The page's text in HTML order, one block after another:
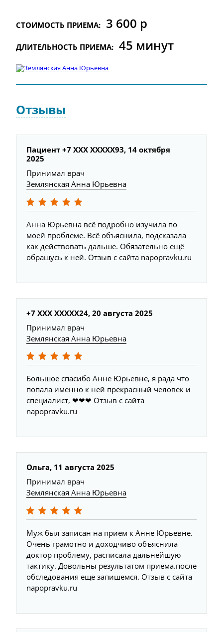
СТОИМОСТЬ ПРИЕМА: 3 600 р
ДЛИТЕЛЬНОСТЬ ПРИЕМА: 45 минут
Отзывы
Пациент +7 ХХХ ХХХХХ93, 14 октября
2025
Принимал врач
Землянская Анна Юрьевна
Анна Юрьевна всё подробно изучила по
моей проблеме. Всё объяснила, подсказала
как действовать дальше. Обязательно ещё
обращусь к ней. Отзыв с сайта napopravku.ru
+7 ХХХ ХХХХХ24, 20 августа 2025
Принимал врач
Землянская Анна Юрьевна
Большое спасибо Анне Юрьевне, я рада что
попала именно к ней прекрасный человек и
специалист, ❤❤❤ Отзыв с сайта
napopravku.ru
Ольга, 11 августа 2025
Принимал врач
Землянская Анна Юрьевна
Муж был записан на приём к Анне Юрьевне.
Очень грамотно и доходчиво объяснила
доктор проблему, расписала дальнейшую
тактику. Довольны результатом приёма.после
обследования ещё запишемся. Отзыв с сайта
napopravku.ru